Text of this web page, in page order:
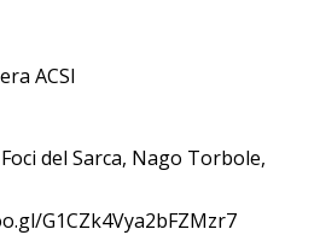
ACSI
del Sarca, Nago Torbole,
G1CZk4Vya2bFZMzr7